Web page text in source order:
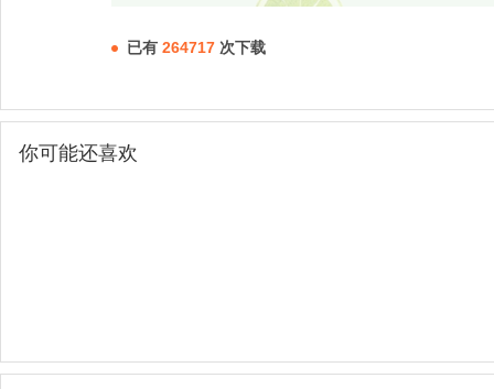
已有 264717 次下载
你可能还喜欢